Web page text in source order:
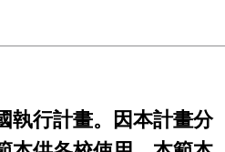
行計畫。
因本計畫分